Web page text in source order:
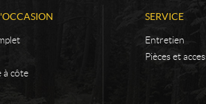
à côte
SERVICE
Entretien
Pièces et